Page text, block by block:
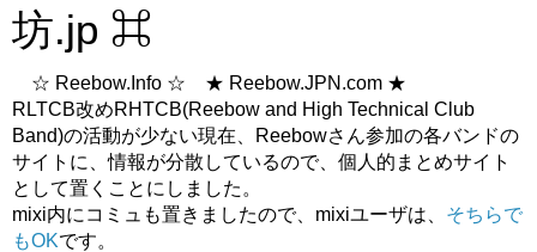
坊.jp ⌘
☆ Reebow.Info ☆ ★ Reebow.JPN.com ★
RLTCB改めRHTCB(Reebow and High Technical Club
Band)の活動が少ない現在、Reebowさん参加の各バンドの
サイトに、情報が分散しているので、個人的まとめサイト
として置くことにしました。
mixi内にコミュも置きましたので、mixiユーザは、 そちらで
もOKです。